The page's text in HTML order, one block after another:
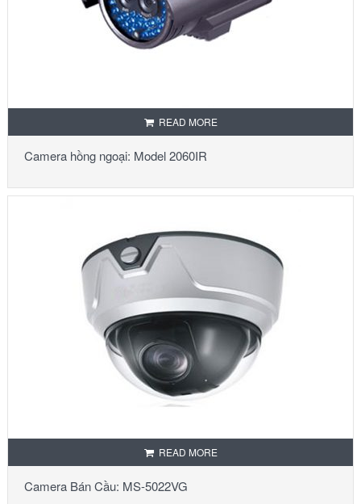
READ MORE
Camera hồng ngoại: Model 2060IR
READ MORE
Camera Bán Cầu: MS-5022VG